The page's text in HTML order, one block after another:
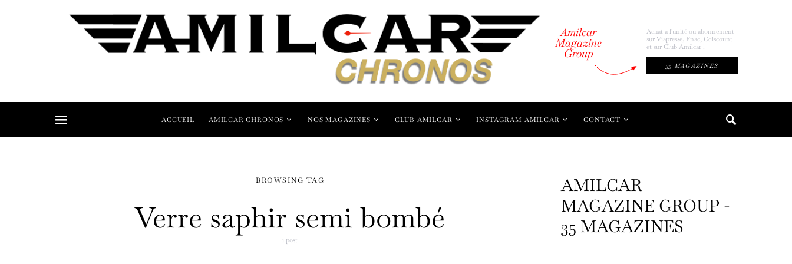
Amilcar
Magazine
Group
Achat à l'unité ou abonnement
sur Viapresse, Fnac, Cdiscount
et sur Club Amilcar !
35 MAGAZINES
ACCUEIL AMILCAR CHRONOS NOS MAGAZINES CLUB AMILCAR INSTAGRAM AMILCAR CONTACT
BROWSING TAG
Verre saphir semi bombé
1 post
AMILCAR
MAGAZINE GROUP -
35 MAGAZINES